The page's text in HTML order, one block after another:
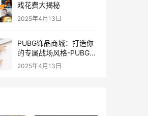
戏花费大揭秘
2025年4月13日
PUBG饰品商城：打造你
的专属战场风格-PUBG游
戏内饰品购买指南
2025年4月13日